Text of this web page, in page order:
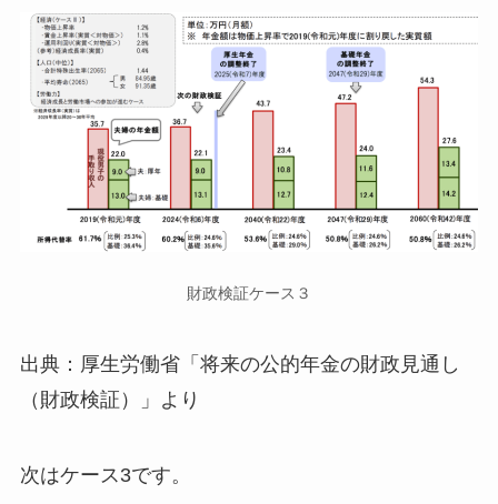
財政検証ケース３
出典：厚生労働省「将来の公的年金の財政見通し
（財政検証）」より
次はケース3です。